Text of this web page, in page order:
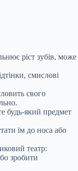
ріст зубів, може
смислові
свого
будь-який предмет
їм до носа або
театр:
зробити